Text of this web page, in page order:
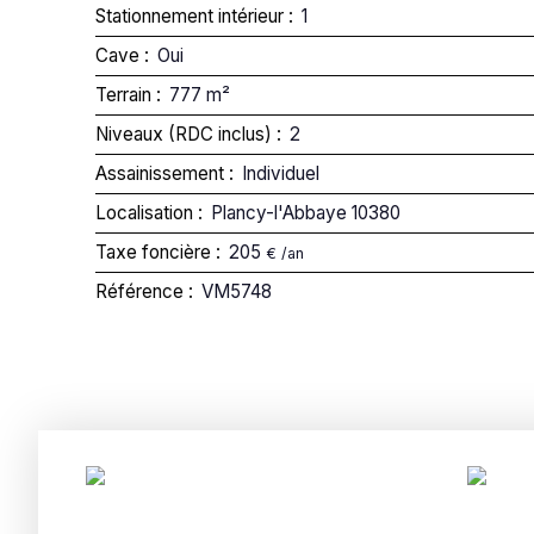
Stationnement intérieur : 1
Cave : Oui
Terrain : 777 m²
Niveaux (RDC inclus) : 2
Assainissement :
Individuel
Localisation : Plancy-l'Abbaye 10380
Taxe foncière : 205 € /an
Référence : VM5748